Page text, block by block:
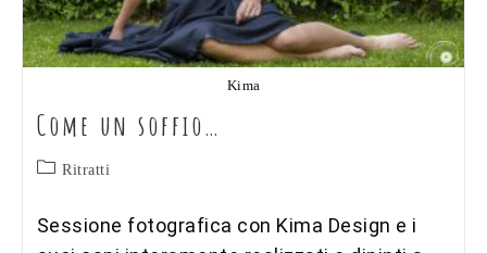
Kima
Come un soffio…
Categoria
Ritratti
Sessione fotografica con Kima Design e i